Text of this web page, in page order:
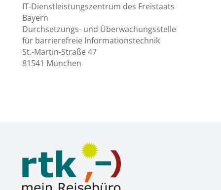
IT-Dienstleistungszentrum des Freistaats
Bayern
Durchsetzungs- und Überwachungsstelle
für barrierefreie Informationstechnik
St.-Martin-Straße 47
81541 München